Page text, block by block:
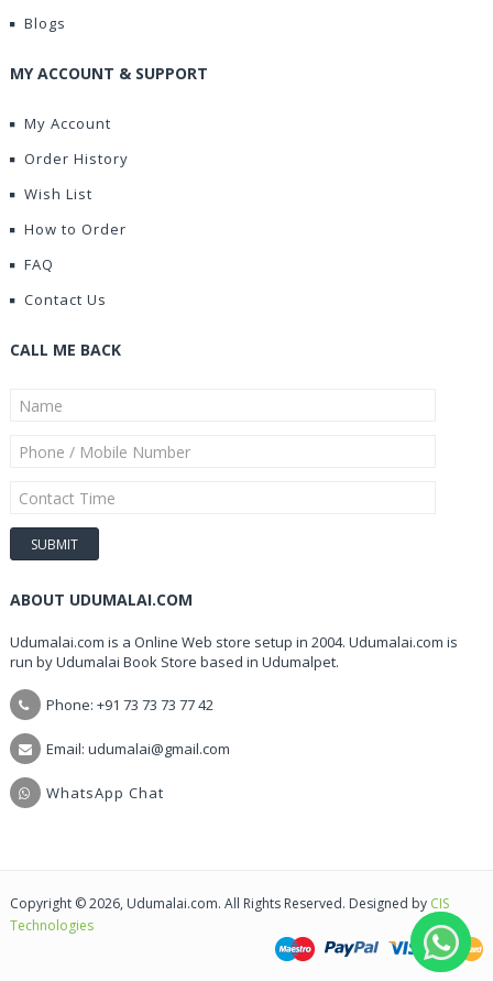
Blogs
MY ACCOUNT & SUPPORT
My Account
Order History
Wish List
How to Order
FAQ
Contact Us
CALL ME BACK
ABOUT UDUMALAI.COM
Udumalai.com is a Online Web store setup in 2004. Udumalai.com is
run by Udumalai Book Store based in Udumalpet.
Phone: +91 73 73 73 77 42
Email: udumalai@gmail.com
WhatsApp Chat
Copyright © 2026, Udumalai.com. All Rights Reserved. Designed by CIS
Technologies